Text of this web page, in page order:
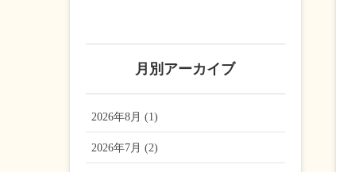
月別アーカイブ
2026年8月 (1)
2026年7月 (2)